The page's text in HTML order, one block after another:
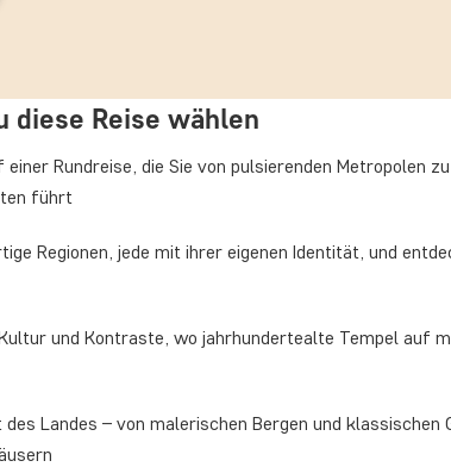
zum geschäftigen Tempo der japanischen
zum Bergtempel hinaufführen. Oben angekommen
Sie so schnell nicht vergessen werden.
sich die Eindrücke Ihrer gesamten Reise in einer
und grüne Parks mit funkelnden Neonlichtern und
diese Reise wählen
einer Rundreise, die Sie von pulsierenden Metropolen
führt
Regionen, jede mit ihrer eigenen Identität, und
und Kontraste, wo jahrhundertealte Tempel auf
des Landes – von malerischen Bergen und